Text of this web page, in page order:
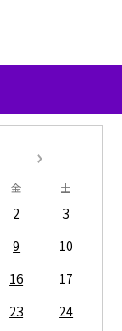
金 土
2
3
9
10
16
17
23
24